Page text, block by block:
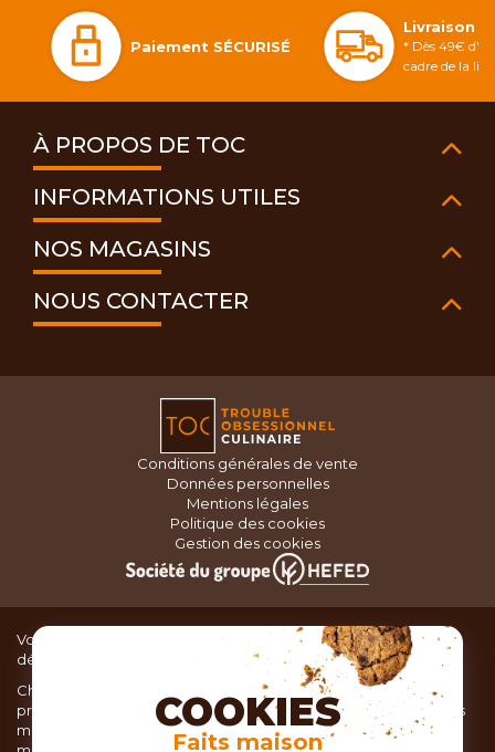
Paiement SÉCURISÉ
Livraison
* Dès 49€
cadre de la
À PROPOS DE TOC
INFORMATIONS UTILES
NOS MAGASINS
NOUS CONTACTER
Conditions générales de vente
Données personnelles
Mentions légales
Politique des cookies
Gestion des cookies
Vous recherchez du matériel de cuisine pour concocter de
délicieux plats ou des pâtisseries dignes d’un grand chef ?
Chez TOC, boutique d’ustensiles de cuisine, nous vous
proposons une large sélection de produits issus des meilleures
marques de matériel de cuisine: Ustensiles de pâtisserie,
COOKIES
Faits maison